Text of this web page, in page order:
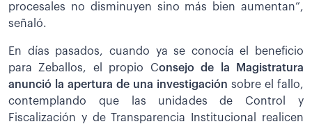
procesales no disminuyen sino más bien aumentan”,
señaló.
En días pasados, cuando ya se conocía el beneficio
para Zeballos, el propio Consejo de la Magistratura
anunció la apertura de una investigación sobre el fallo,
contemplando que las unidades de Control y
Fiscalización y de Transparencia Institucional realicen